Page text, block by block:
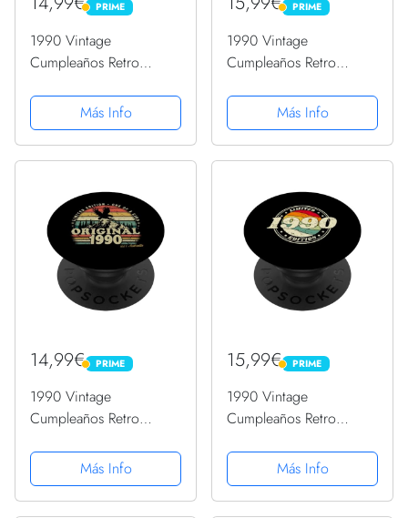
PRIME
PRIME
1990 Vintage
Cumpleaños Retro
Hombres Mujer
PopSockets PopGrip
Intercambiable
Más Info
PRIME
PRIME
1990 Vintage
Cumpleaños Retro
Hombres Mujer
PopSockets PopGrip
Intercambiable
Más Info
14,99€ PRIME
PRIME
1990 Vintage
Cumpleaños Retro
Hombres Mujer
PopSockets PopGrip
Intercambiable
Más Info
15,99€ PRIME
PRIME
1990 Vintage
Cumpleaños Retro
Hombres Mujer
PopSockets PopGrip
Intercambiable
Más Info